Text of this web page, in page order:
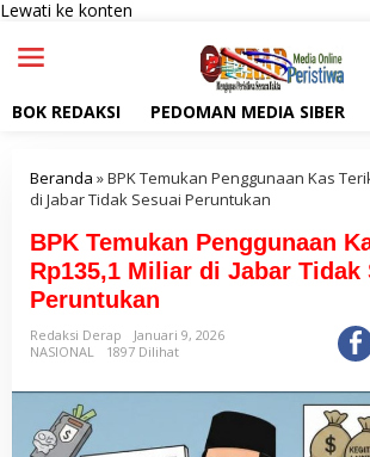
Lewati ke konten
BOK REDAKSI PEDOMAN MEDIA SIBER
Beranda »BPK Temukan Penggunaan Kas
di Jabar Tidak Sesuai Peruntukan
BPK Temukan Penggunaan
Rp135,1 Miliar di Jabar Tidak
Peruntukan
Redaksi Derap
Januari 9, 2026
NASIONAL
1897 Dilihat